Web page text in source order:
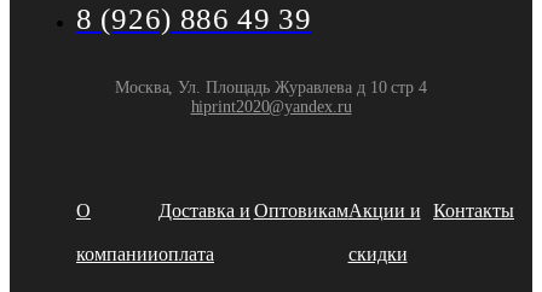
8 (926) 886 49 39
Москва, Ул. Площадь Журавлева д 10 стр 4
hiprint2020@yandex.ru
О
компании
Доставка и
оплата
ОптовикамАкции и
скидки
Контакты